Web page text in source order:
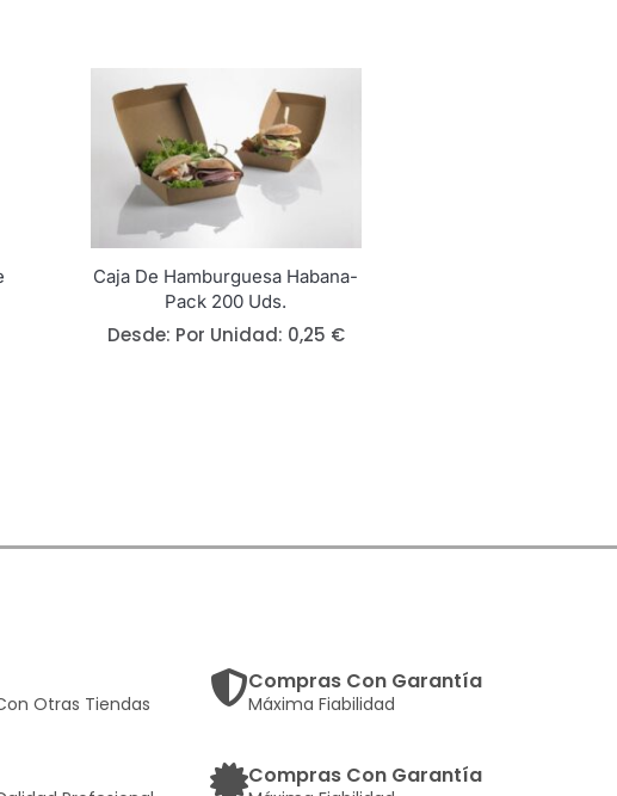
Caja De Hamburguesa Habana-
Pack 200 Uds.
Desde: Por Unidad: 0,25 €
Otras Tiendas
Compras Con Garantía
Máxima Fiabilidad
Compras Con Garantía